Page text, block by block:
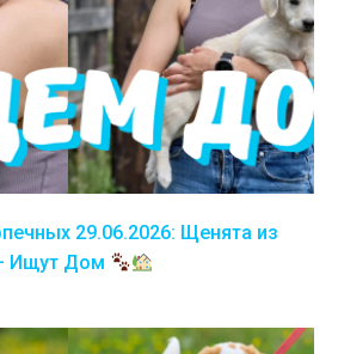
29.06.2026: Щенята из
Ищут Дом